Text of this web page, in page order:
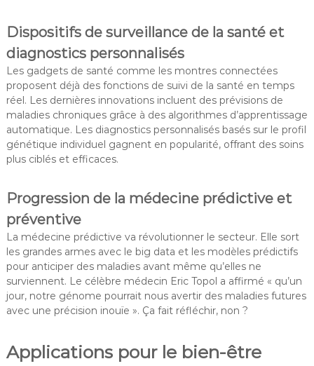
Dispositifs de surveillance de la santé et
diagnostics personnalisés
Les gadgets de santé comme les montres connectées
proposent déjà des fonctions de suivi de la santé en temps
réel. Les dernières innovations incluent des prévisions de
maladies chroniques grâce à des algorithmes d’apprentissage
automatique. Les diagnostics personnalisés basés sur le profil
génétique individuel gagnent en popularité, offrant des soins
plus ciblés et efficaces.
Progression de la médecine prédictive et
préventive
La médecine prédictive va révolutionner le secteur. Elle sort
les grandes armes avec le big data et les modèles prédictifs
pour anticiper des maladies avant même qu’elles ne
surviennent. Le célèbre médecin Eric Topol a affirmé « qu’un
jour, notre génome pourrait nous avertir des maladies futures
avec une précision inouïe ». Ça fait réfléchir, non ?
Applications pour le bien-être